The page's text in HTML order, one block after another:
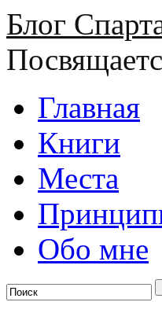
Блог
Главная
Книги
Места
Обо мне